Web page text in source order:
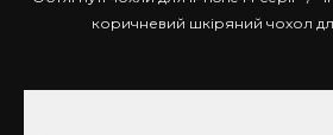
коричневий шкіряний чохол